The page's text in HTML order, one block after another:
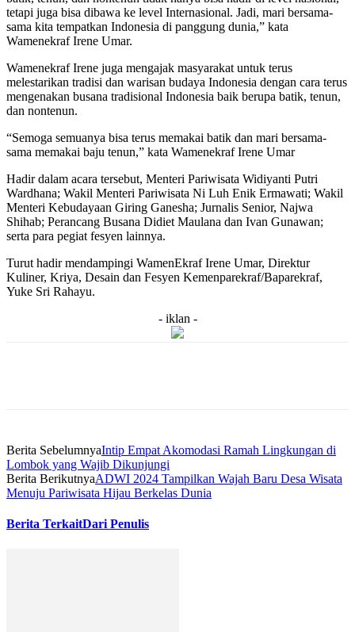
tetapi juga bisa dibawa ke level Internasional. Jadi, mari bersama-
sama kita tempatkan Indonesia di panggung dunia,” kata
Wamenekraf Irene Umar.
Wamenekraf Irene juga mengajak masyarakat untuk terus
melestarikan tradisi dan warisan budaya Indonesia dengan cara terus
mengenakan busana tradisional Indonesia baik berupa batik, tenun,
dan nontenun.
“Semoga semuanya bisa terus memakai batik dan mari bersama-
sama memakai baju tenun,” kata Wamenekraf Irene Umar
Hadir dalam acara tersebut, Menteri Pariwisata Widiyanti Putri
Wardhana; Wakil Menteri Pariwisata Ni Luh Enik Ermawati; Wakil
Menteri Kebudayaan Giring Ganesha; Jurnalis Senior, Najwa
Shihab; Perancang Busana Didiet Maulana dan Ivan Gunawan;
serta para pegiat fesyen lainnya.
Turut hadir mendampingi WamenEkraf Irene Umar, Direktur
Kuliner, Kriya, Desain dan Fesyen Kemenparekraf/Baparekraf,
Yuke Sri Rahayu.
- iklan -
Berita SebelumnyaIntip Empat Akomodasi Ramah Lingkungan di
Lombok yang Wajib Dikunjungi
Berita BerikutnyaADWI 2024 Tampilkan Wajah Baru Desa Wisata
Menuju Pariwisata Hijau Berkelas Dunia
Berita TerkaitDari Penulis